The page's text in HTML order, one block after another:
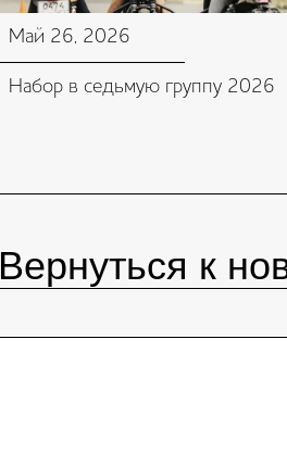
Май 26, 2026
Набор в седьмую группу 2026
Вернуться к